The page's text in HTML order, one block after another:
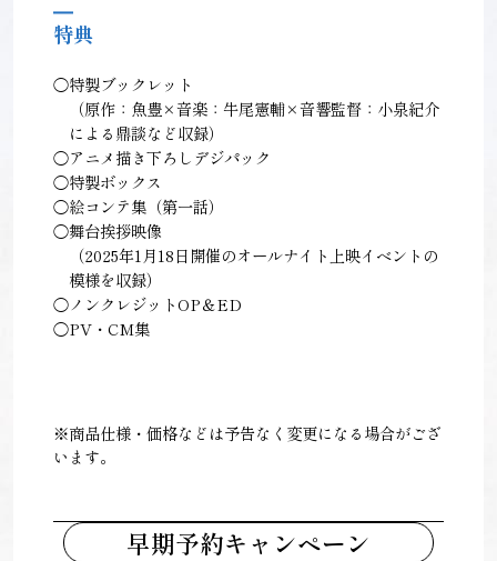
特典
◯特製ブックレット
（原作：魚豊×音楽：牛尾憲輔×音響監督：小泉紀介
による鼎談など収録）
◯アニメ描き下ろしデジパック
◯特製ボックス
◯絵コンテ集（第一話）
◯舞台挨拶映像
（2025年1月18日開催のオールナイト上映イベントの
模様を収録）
◯ノンクレジットOP＆ED
◯PV・CM集
※商品仕様・価格などは予告なく変更になる場合がござ
います。
早期予約キャンペーン